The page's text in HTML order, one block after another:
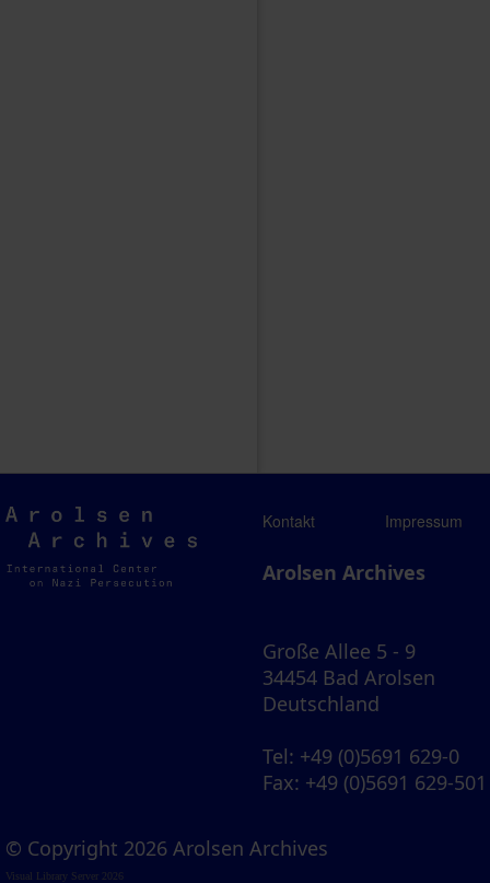
Arolsen
Archives
Kontakt Impressum
Arolsen Archives
Große Allee 5 - 9
34454 Bad Arolsen
Deutschland
Tel: +49 (0)5691 629-0
Fax: +49 (0)5691 629-501
© Copyright 2026 Arolsen Archives
Visual Library Server 2026